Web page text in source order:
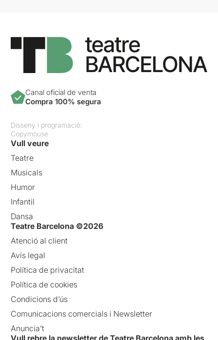
Canal oficial de venta
Compra 100% segura
Disseny i programació:
Copymouse
Vull veure
Teatre
Musicals
Humor
Infantil
Dansa
Teatre Barcelona ©2026
Atenció al client
Avís legal
Política de privacitat
Política de cookies
Condicions d’ús
Comunicacions comercials i Newsletter
Anuncia’t
Vull rebre la newsletter de Teatre Barcelona amb les